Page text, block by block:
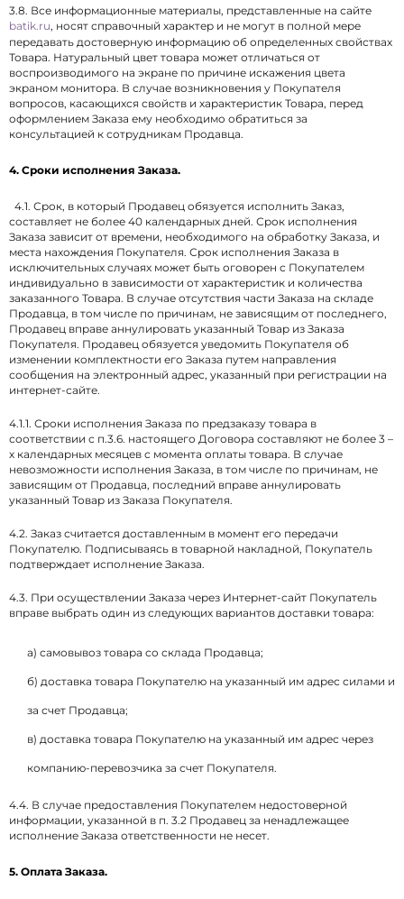
3.8. Все информационные материалы, представленные на сайте
batik.ru, носят справочный характер и не могут в полной мере
передавать достоверную информацию об определенных свойствах
Товара. Натуральный цвет товара может отличаться от
воспроизводимого на экране по причине искажения цвета
экраном монитора. В случае возникновения у Покупателя
вопросов, касающихся свойств и характеристик Товара, перед
оформлением Заказа ему необходимо обратиться за
консультацией к сотрудникам Продавца.
4. Сроки исполнения Заказа.
4.1. Срок, в который Продавец обязуется исполнить Заказ,
составляет не более 40 календарных дней. Срок исполнения
Заказа зависит от времени, необходимого на обработку Заказа, и
места нахождения Покупателя. Срок исполнения Заказа в
исключительных случаях может быть оговорен с Покупателем
индивидуально в зависимости от характеристик и количества
заказанного Товара. В случае отсутствия части Заказа на складе
Продавца, в том числе по причинам, не зависящим от последнего,
Продавец вправе аннулировать указанный Товар из Заказа
Покупателя. Продавец обязуется уведомить Покупателя об
изменении комплектности его Заказа путем направления
сообщения на электронный адрес, указанный при регистрации на
интернет-сайте.
4.1.1. Сроки исполнения Заказа по предзаказу товара в
соответствии с п.3.6. настоящего Договора составляют не более 3 –
х календарных месяцев с момента оплаты товара. В случае
невозможности исполнения Заказа, в том числе по причинам, не
зависящим от Продавца, последний вправе аннулировать
указанный Товар из Заказа Покупателя.
4.2. Заказ считается доставленным в момент его передачи
Покупателю. Подписываясь в товарной накладной, Покупатель
подтверждает исполнение Заказа.
4.3. При осуществлении Заказа через Интернет-сайт Покупатель
вправе выбрать один из следующих вариантов доставки товара:
а) самовывоз товара со склада Продавца;
б) доставка товара Покупателю на указанный им адрес силами и
за счет Продавца;
в) доставка товара Покупателю на указанный им адрес через
компанию-перевозчика за счет Покупателя.
4.4. В случае предоставления Покупателем недостоверной
информации, указанной в п. 3.2 Продавец за ненадлежащее
исполнение Заказа ответственности не несет.
5. Оплата Заказа.